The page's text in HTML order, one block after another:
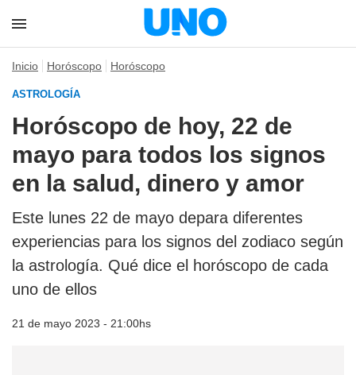
Inicio Horóscopo Horóscopo
ASTROLOGÍA
Horóscopo de hoy, 22 de
mayo para todos los signos
en la salud, dinero y amor
Este lunes 22 de mayo depara diferentes
experiencias para los signos del zodiaco según
la astrología. Qué dice el horóscopo de cada
uno de ellos
21 de mayo 2023 - 21:00hs